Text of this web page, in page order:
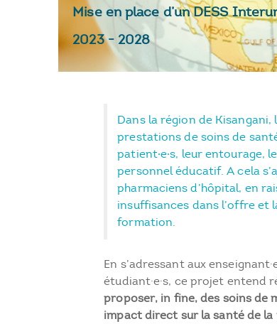
Mise en place d’un DESS
2023- 2028
Dans la région de Kisangani,
prestations de soins de
patient∙e∙s, leur entourage,
personnel éducatif. A cela
pharmaciens d’hôpital, en
insuffisances dans l’offre et
formation.
En s’adressant aux
étudiant·e·s, ce projet entend
proposer, in fine, des soins de
impact direct sur la santé de